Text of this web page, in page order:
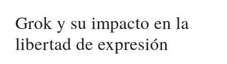
Grok y su impacto en la
libertad de expresión